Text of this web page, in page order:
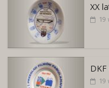
XX
19
19